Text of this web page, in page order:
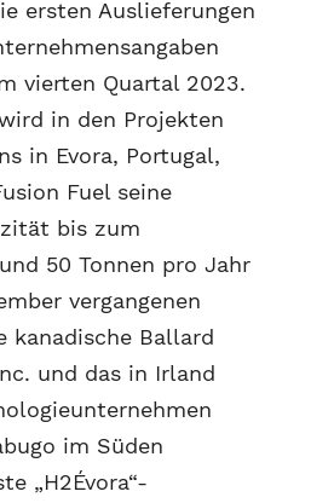
ersten Auslieferungen
vierten Quartal 2023.
in den Projekten
in Evora, Portugal,
Fuel seine
bis zum
50 Tonnen pro Jahr
vergangenen
kanadische Ballard
und das in Irland
im Süden
„H2Évora“-